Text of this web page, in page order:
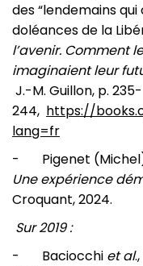
des “lendemains
doléances de la
l’avenir. Comment
imaginaient leur
J.-M. Guillon, p. 235-
244, https://
lang=fr
- Pigenet
Une expérience
Croquant, 2024.
Sur 2019 :
- Baciocchi et al